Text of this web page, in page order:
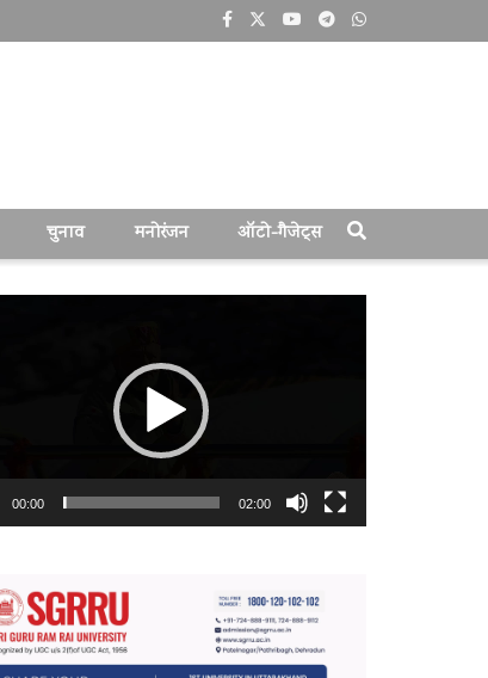
चुनाव मनोरंजन ऑटो-गैजेट्स
00:00 02:00